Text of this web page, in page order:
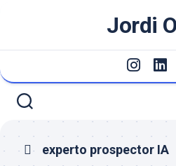
Jordi
experto prospector IA